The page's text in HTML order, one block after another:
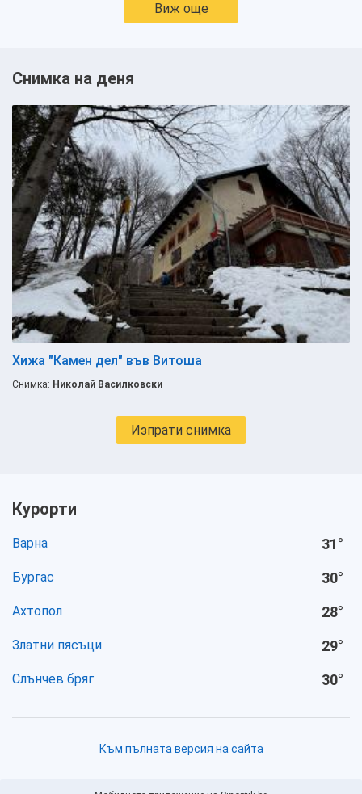
Виж още
Снимка на деня
Хижа "Камен дел" във Витоша
Снимка: Николай Василковски
Изпрати снимка
Курорти
Варна 31°
Бургас 30°
Ахтопол 28°
Златни пясъци 29°
Слънчев бряг 30°
Към пълната версия на сайта